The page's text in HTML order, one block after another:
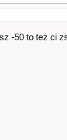
-50 to też ci